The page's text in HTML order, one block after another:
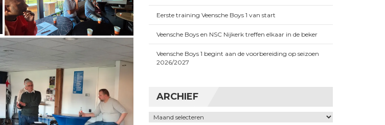
Eerste training Veensche Boys 1 van start
Veensche Boys en NSC Nijkerk treffen elkaar in de beker
Veensche Boys 1 begint aan de voorbereiding op seizoen
2026/2027
ARCHIEF
Archief